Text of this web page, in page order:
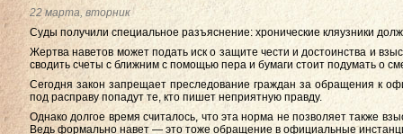
22 марта, вторник
Суды получили специальное разъяснение: хронические кляузники
Жертва наветов может подать иск о защите чести и достоинства и
сводить счеты с ближним с помощью пера и бумаги стоит подумать о
Сегодня закон запрещает преследование граждан за обращения к
под расправу попадут те, кто пишет неприятную правду.
Однако долгое время считалось, что эта норма не позволяет также
Ведь формально навет — это тоже обращение в официальные